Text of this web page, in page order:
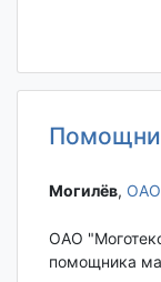
Могилёв‎, ОАО
ОАО
помощника